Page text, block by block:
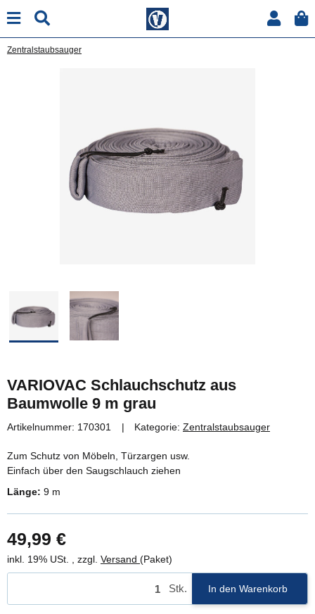
Zentralstaubsauger
VARIOVAC Schlauchschutz aus
Baumwolle 9 m grau
Artikelnummer: 170301 Kategorie: Zentralstaubsauger
Zum Schutz von Möbeln, Türzargen usw.
Einfach über den Saugschlauch ziehen
Länge: 9 m
49,99 €
inkl. 19% USt. , zzgl. Versand (Paket)
Stk. In den Warenkorb